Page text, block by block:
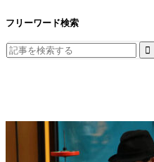
フリーワード検索
Search
for: